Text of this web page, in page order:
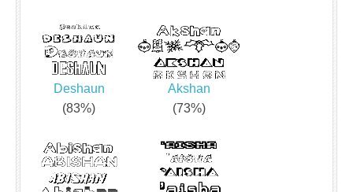
Deshaun
(83%)
Akshan
(73%)